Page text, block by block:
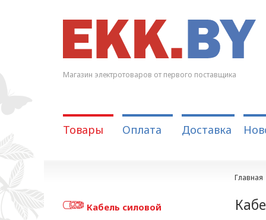
Магазин электротоваров от первого поставщика
Товары Оплата Доставка
Главная
Кабель силовой